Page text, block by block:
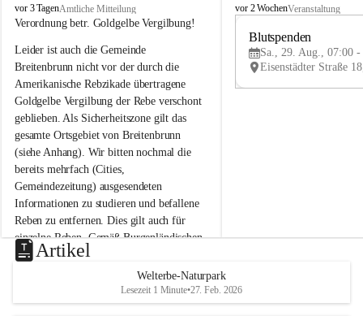
B
r
i
t
e
n
b
r
u
n
n
a
m
N
e
u
s
d
vor 3 TagenAmtliche Mitteilung
Verordnung betr. Goldgelbe Vergilbung!
Leider ist auch die Gemeinde
Breitenbrunn nicht vor der durch die
Amerikanische Rebzikade übertragene
Goldgelbe Vergilbung der Rebe verschont
geblieben. Als Sicherheitszone gilt das
gesamte Ortsgebiet von Breitenbrunn
(siehe Anhang). Wir bitten nochmal die
bereits mehrfach (Cities,
Gemeindezeitung) ausgesendeten
Informationen zu studieren und befallene
Reben zu entfernen. Dies gilt auch für
einzelne Reben. Gemäß Burgenländischen
Weinbaugesetz sind nicht gepflegte oder
unzulässige Weingärten zu roden! Bitte
helfen wir zusammen um unsere Winzer
vor den prognostizierten Ernteausfällen
B
e
u
e
d
vor 2 WochenVeranstaltung
Blutspenden
Sa., 29. Aug., 07:00 -
Artikel
Welterbe-Naturpark
Lesezeit 1 Minute•27. Feb. 2026